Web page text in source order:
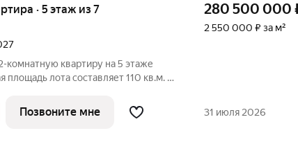
· 5 этаж из 7
комнатную квартиру на 5 этаже
лота составляет 110 кв.м. и
В квартире выполнена финишная
280 500 000
2 550 000 ₽ за м²
Позвоните мне 31 июля 2026